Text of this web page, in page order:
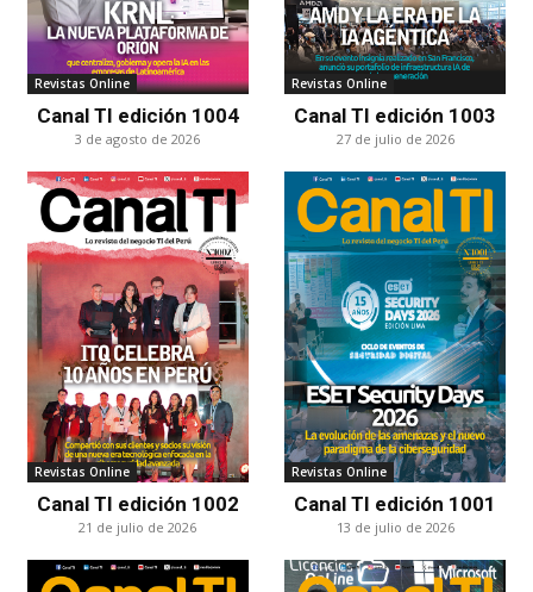
Revistas Online
Canal TI edición 1004
3 de agosto de 2026
Revistas Online
Canal TI edición 1003
27 de julio de 2026
Revistas Online
Canal TI edición 1002
21 de julio de 2026
Revistas Online
Canal TI edición 1001
13 de julio de 2026